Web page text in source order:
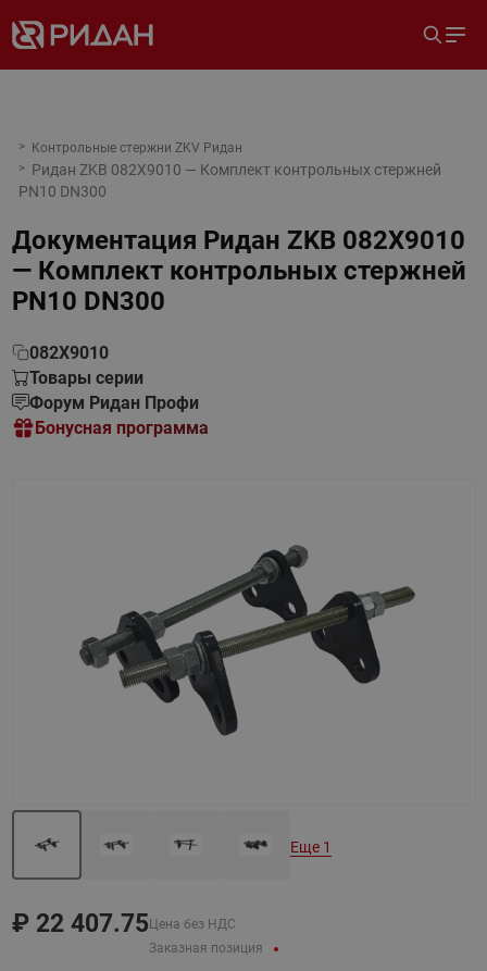
Контрольные стержни ZKV Ридан
Ридан ZKB 082X9010 — Комплект контрольных стержней
PN10 DN300
Документация Ридан ZKB 082X9010
— Комплект контрольных стержней
PN10 DN300
082X9010
Товары серии
Форум Ридан Профи
Бонусная программа
₽ 22 407.75 Цена без НДС
Заказная позиция
Назад
Еще 1